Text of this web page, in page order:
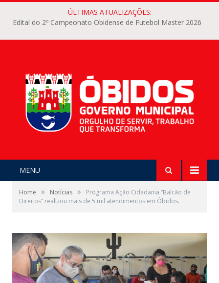
ÚLTIMAS ATUALIZAÇÕES:
Edital do 2º Campeonato Obidense de Futebol Master 2026
MENU
Home » Notícias »
Programa Ação Cidadania “Balcão de
Direitos” realizou mais de 5 mil atendimentos em Óbidos.